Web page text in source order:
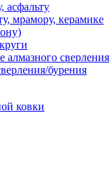
асфальту
мрамору, керамике
сверления
бурения
ковки